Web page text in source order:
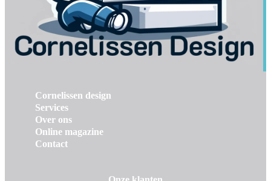
Cornelissen design
Services
Over ons
Online magazine
Contact